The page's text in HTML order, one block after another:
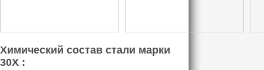
Химический состав стали марки
30Х :